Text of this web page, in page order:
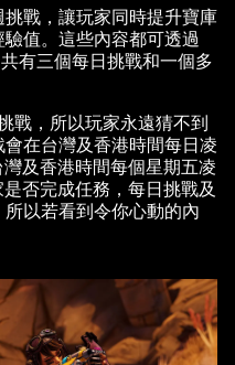
戰，讓玩家同時提升寶庫
值。這些內容都可透過
有三個每日挑戰和一個多
戰，所以玩家永遠猜不到
在台灣及香港時間每日凌
及香港時間每個星期五凌
否完成任務，每日挑戰及
以若看到令你心動的內